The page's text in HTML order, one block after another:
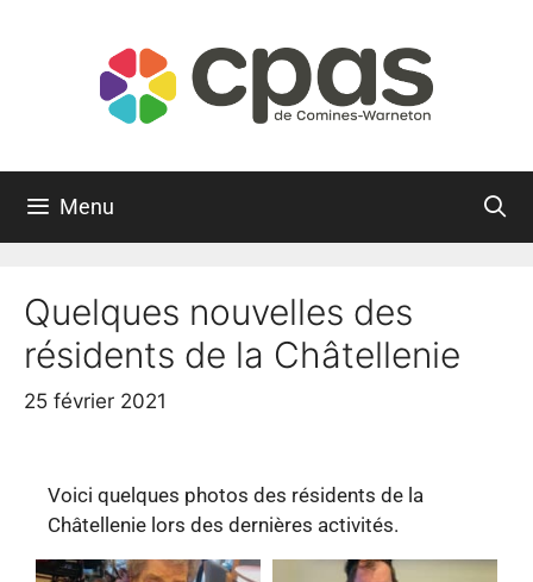
Menu
Quelques nouvelles des
résidents de la Châtellenie
25 février 2021
Voici quelques photos des résidents de la
Châtellenie lors des dernières activités.